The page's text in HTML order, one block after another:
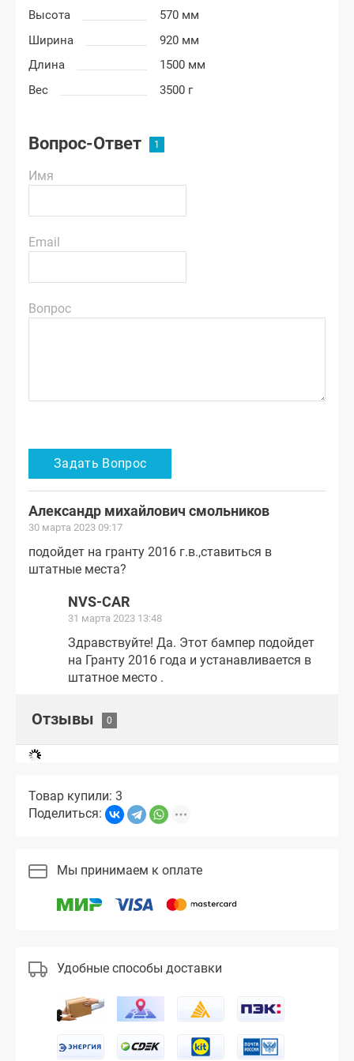
Высота
570 мм
Ширина
920 мм
Длина
1500 мм
Вес
3500 г
Вопрос-Ответ
Имя
Email
Вопрос
Александр михайлович смольников
30 марта 2023 09:17
подойдет на гранту 2016 г.в.,ставиться в
штатные места?
NVS-CAR
31 марта 2023 13:48
Здравствуйте! Да. Этот бампер подойдет
на Гранту 2016 года и устанавливается в
штатное место .
Отзывы
Товар купили: 3
Поделиться:
Мы принимаем к оплате
Удобные способы доставки